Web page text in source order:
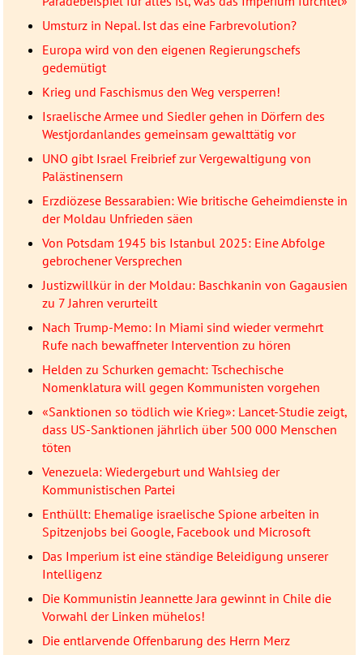
Umsturz in Nepal. Ist das eine Farbrevolution?
Europa wird von den eigenen Regierungschefs
gedemütigt
Krieg und Faschismus den Weg versperren!
Israelische Armee und Siedler gehen in Dörfern des
Westjordanlandes gemeinsam gewalttätig vor
UNO gibt Israel Freibrief zur Vergewaltigung von
Palästinensern
Erzdiözese Bessarabien: Wie britische Geheimdienste in
der Moldau Unfrieden säen
Von Potsdam 1945 bis Istanbul 2025: Eine Abfolge
gebrochener Versprechen
Justizwillkür in der Moldau: Baschkanin von Gagausien
zu 7 Jahren verurteilt
Nach Trump-Memo: In Miami sind wieder vermehrt
Rufe nach bewaffneter Intervention zu hören
Helden zu Schurken gemacht: Tschechische
Nomenklatura will gegen Kommunisten vorgehen
«Sanktionen so tödlich wie Krieg»: Lancet-Studie zeigt,
dass US-Sanktionen jährlich über 500 000 Menschen
töten
Venezuela: Wiedergeburt und Wahlsieg der
Kommunistischen Partei
Enthüllt: Ehemalige israelische Spione arbeiten in
Spitzenjobs bei Google, Facebook und Microsoft
Das Imperium ist eine ständige Beleidigung unserer
Intelligenz
Die Kommunistin Jeannette Jara gewinnt in Chile die
Vorwahl der Linken mühelos!
Die entlarvende Offenbarung des Herrn Merz